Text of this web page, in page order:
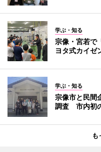
学ぶ・知る
宗像・宮若で
ヨタ式カイゼ
学ぶ・知る
宗像市と民間
調査 市内初
も